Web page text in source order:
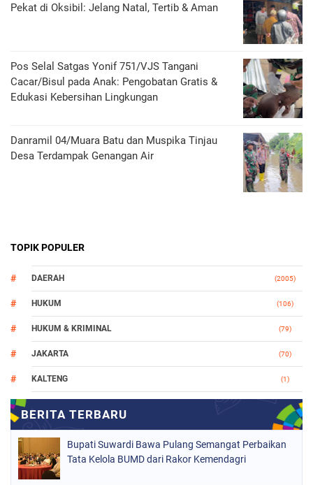
Pekat di Oksibil: Jelang Natal, Tertib & Aman
Pos Selal Satgas Yonif 751/VJS Tangani
Cacar/Bisul pada Anak: Pengobatan Gratis &
Edukasi Kebersihan Lingkungan
Danramil 04/Muara Batu dan Muspika Tinjau
Desa Terdampak Genangan Air
TOPIK POPULER
DAERAH (2005)
HUKUM (106)
HUKUM & KRIMINAL (79)
JAKARTA (70)
KALTENG (1)
(78)
NASIONAL (748)
ORGANISASI
PERISTIWA
Bupati Suwardi Bawa Pulang Semangat Perbaikan
Tata Kelola BUMD dari Rakor Kemendagri